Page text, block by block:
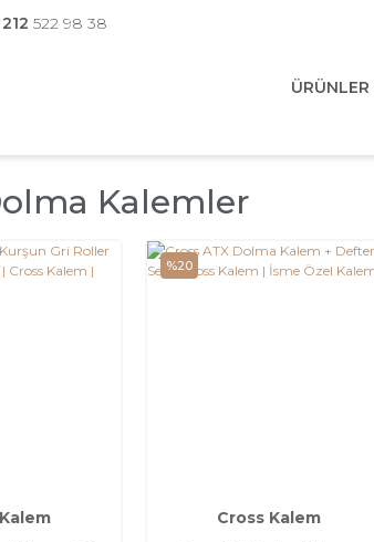
522 98 38
ÜRÜNLER
Kalemler
%20
Cross Kalem